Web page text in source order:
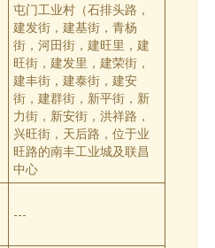
屯门工业村（石排头路，
建发街，建基街，青杨
街，河田街，建旺里，建
旺街，建发里，建荣街，
建丰街，建泰街，建安
街，建群街，新平街，新
力街，新安街，洪祥路，
兴旺街，天后路，位于业
旺路的南丰工业城及联昌
中心
---